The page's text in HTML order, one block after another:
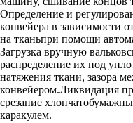
Определение и
конвейера в зависимости
на тканьпри помощи
Загрузка вручную
распределение их под
натяжения ткани, зазора
конвейером.Ликвидация
срезание
каракулем.